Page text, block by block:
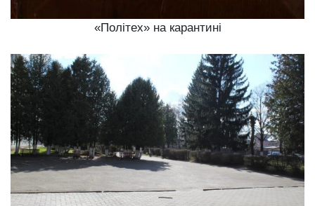
«Політех» на карантині